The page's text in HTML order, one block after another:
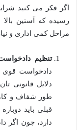
اگر فکر می کنید
رسیده که آستین
مراحل کمی اداری و
تنظیم
دادخواست قوی
دلایل قانونی
طور شفاف و
قبلی باید
دارد، چون اگر